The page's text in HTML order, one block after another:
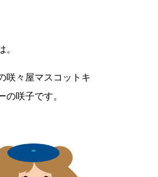
。
咲々屋マスコットキ
の咲子です。